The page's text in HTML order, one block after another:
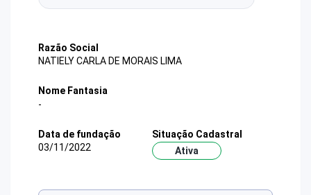
Razão Social
NATIELY CARLA DE MORAIS LIMA
Nome Fantasia
-
Data de fundação
03/11/2022
Situação Cadastral
Ativa